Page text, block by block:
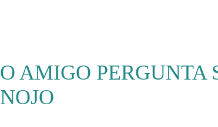
O AMIGO PERGUNTA
NOJO